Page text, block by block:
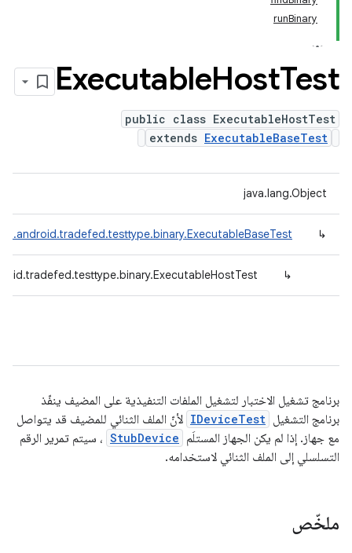
runBinary
‫ExecutableHostTest
public class ExecutableHostTest
extends ExecutableBaseTest
java.lang.Object
↳
↳
برنامج تشغيل الاختبار لتشغيل الملفات التنفيذية على المضيف ينفّذ
برنامج التشغيل IDeviceTest لأنّ الملف الثنائي للمضيف قد يتواصل
مع جهاز. إذا لم يكن الجهاز المستلَم StubDevice ، سيتم تمرير الرقم
التسلسلي إلى الملف الثنائي لاستخدامه.
ملخّص